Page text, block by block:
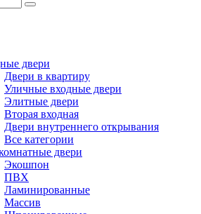
двери
Двери в квартиру
Уличные входные двери
Элитные двери
Вторая входная
Двери внутреннего открывания
Все категории
двери
Экошпон
ПВХ
Ламинированные
Массив